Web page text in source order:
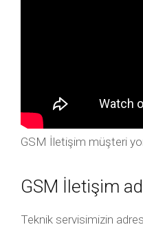
GSM İletişim müşteri
GSM İletişim
Teknik servisimizin